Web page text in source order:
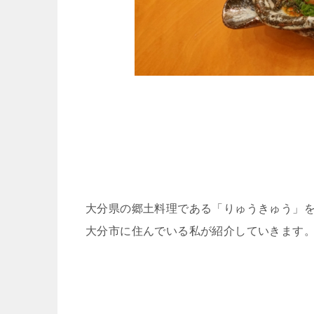
大分県の郷土料理である「りゅうきゅう」
大分市に住んでいる私が紹介していきます